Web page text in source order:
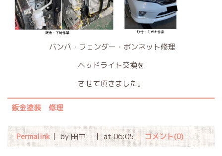
バンパ・フェンダー・ボンネット修理
ヘッドライト交換を
させて頂きました。
鈑金塗装 修理
Permalink by 田中 at 06:05 コメント(0)